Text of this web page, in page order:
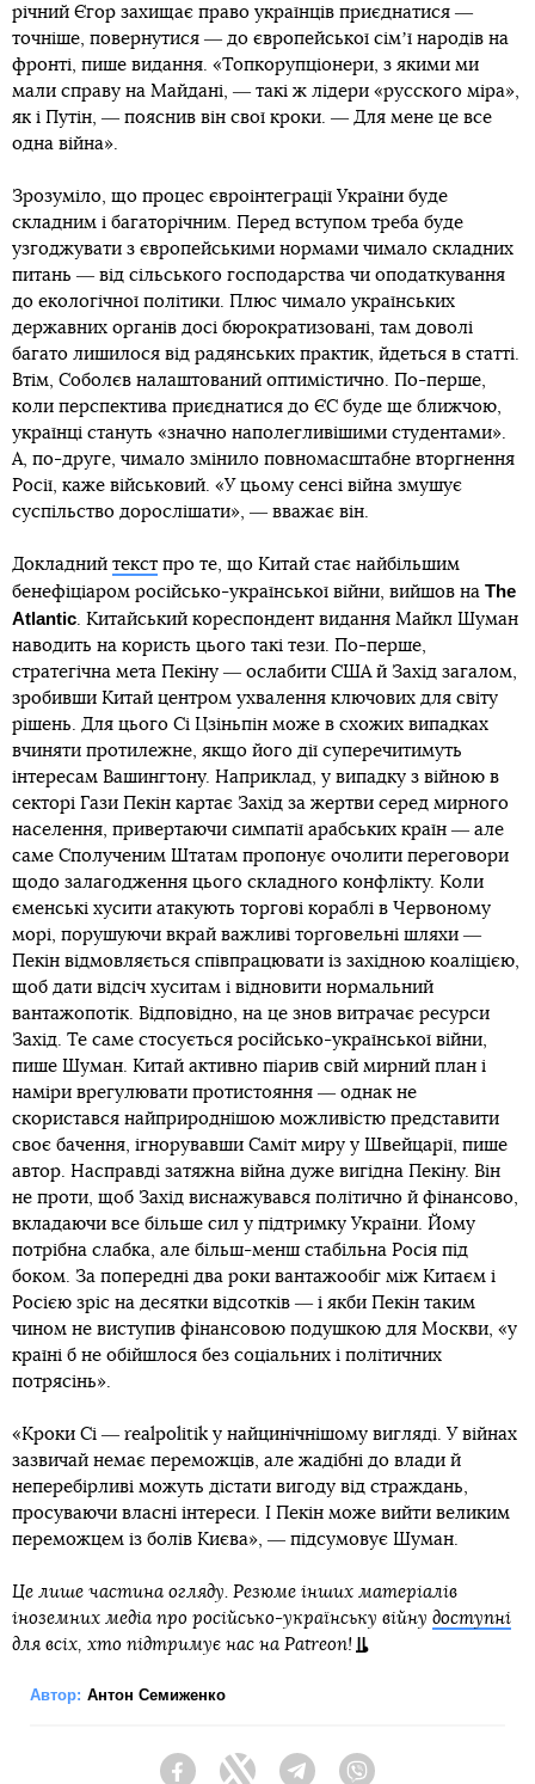
річний Єгор захищає право українців приєднатися ―
точніше, повернутися ― до європейської сімʼї народів на
фронті, пише видання. «Топкорупціонери, з якими ми
мали справу на Майдані, ― такі ж лідери «русского міра»,
як і Путін, ― пояснив він свої кроки. ― Для мене це все
одна війна».
Зрозуміло, що процес євроінтеграції України буде
складним і багаторічним. Перед вступом треба буде
узгоджувати з європейськими нормами чимало складних
питань ― від сільського господарства чи оподаткування
до екологічної політики. Плюс чимало українських
державних органів досі бюрократизовані, там доволі
багато лишилося від радянських практик, йдеться в статті.
Втім, Соболєв налаштований оптимістично. По-перше,
коли перспектива приєднатися до ЄС буде ще ближчою,
українці стануть «значно наполегливішими студентами».
А, по-друге, чимало змінило повномасштабне вторгнення
Росії, каже військовий. «У цьому сенсі війна змушує
суспільство дорослішати», ― вважає він.
Докладний текст про те, що Китай стає найбільшим
бенефіціаром російсько-української війни, вийшов на The
Atlantic. Китайський кореспондент видання Майкл Шуман
наводить на користь цього такі тези. По-перше,
стратегічна мета Пекіну ― ослабити США й Захід загалом,
зробивши Китай центром ухвалення ключових для світу
рішень. Для цього Сі Цзіньпін може в схожих випадках
вчиняти протилежне, якщо його дії суперечитимуть
інтересам Вашингтону. Наприклад, у випадку з війною в
секторі Гази Пекін картає Захід за жертви серед мирного
населення, привертаючи симпатії арабських країн ― але
саме Сполученим Штатам пропонує очолити переговори
щодо залагодження цього складного конфлікту. Коли
єменські хусити атакують торгові кораблі в Червоному
морі, порушуючи вкрай важливі торговельні шляхи ―
Пекін відмовляється співпрацювати із західною коаліцією,
щоб дати відсіч хуситам і відновити нормальний
вантажопотік. Відповідно, на це знов витрачає ресурси
Захід. Те саме стосується російсько-української війни,
пише Шуман. Китай активно піарив свій мирний план і
наміри врегулювати протистояння ― однак не
скористався найприроднішою можливістю представити
своє бачення, ігнорувавши Саміт миру у Швейцарії, пише
автор. Насправді затяжна війна дуже вигідна Пекіну. Він
не проти, щоб Захід виснажувався політично й фінансово,
вкладаючи все більше сил у підтримку України. Йому
потрібна слабка, але більш-менш стабільна Росія під
боком. За попередні два роки вантажообіг між Китаєм і
Росією зріс на десятки відсотків ― і якби Пекін таким
чином не виступив фінансовою подушкою для Москви, «у
країні б не обійшлося без соціальних і політичних
потрясінь».
«Кроки Сі ― realpolitik у найцинічнішому вигляді. У війнах
зазвичай немає переможців, але жадібні до влади й
неперебірливі можуть дістати вигоду від страждань,
просуваючи власні інтереси. І Пекін може вийти великим
переможцем із болів Києва», ― підсумовує Шуман.
Це лише частина огляду. Резюме інших матеріалів
іноземних медіа про російсько-українську війну доступні
для всіх, хто підтримує нас на Patreon!
Автор: Антон Семиженко